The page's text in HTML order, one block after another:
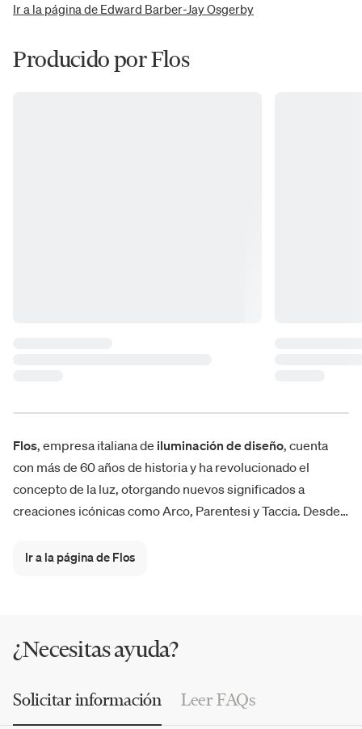
Ir a la página de Edward Barber-Jay Osgerby
Producido por Flos
Flos, empresa italiana de iluminación de diseño, cuenta
con más de 60 años de historia y ha revolucionado el
concepto de la luz, otorgando nuevos significados a
creaciones icónicas como Arco, Parentesi y Taccia. Desde
habitar los espacios. Con una visión innovadora, Flos
Ir a la página de Flos
¿Necesitas ayuda?
Solicitar información Leer FAQs